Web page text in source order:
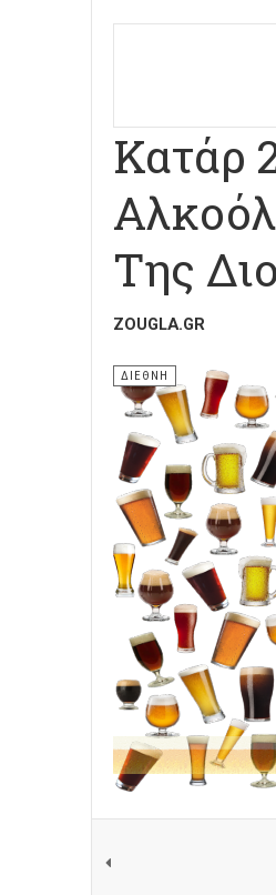
Κατάρ
Της
ZOUGLA.GR
ΔΙΕΘΝΗ